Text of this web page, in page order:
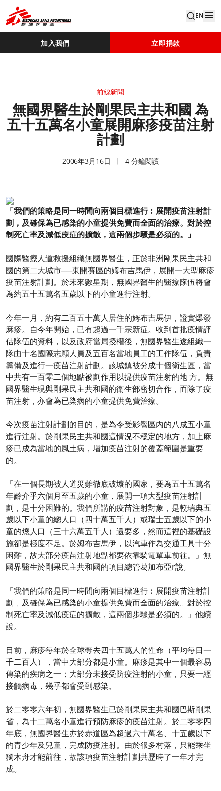
EN
加入我們 立即捐款
前線新聞
無國界醫生於剛果民主共和國 為
五十五萬名小童展開麻疹疫苗注射
計劃
2006年3月16日 4 分鐘閱讀
「我們的策略是同一時間向兩個目標進行︰展開疫苗注射計
劃，及確保為已感染的小童提供免費而全面的治療。對於控
制死亡率及減低疫症的擴散，這兩個步驟是必須的。」
國際醫療人道救援組織無國界醫生，正於非洲剛果民主共和
國的第二大城市──東開賽區的姆布吉馬伊，展開一大型麻疹
疫苗注射計劃。於未來數星期，無國界醫生的醫療隊伍將會
為約五十五萬名五歲以下的小童進行注射。
今年一月，約有二百五十萬人居住的姆布吉馬伊，證實爆發
麻疹。自今年開始，已有超過一千宗新症。收到首批疫情評
估隊伍的資料，以及政府當局授權後，無國界醫生遂組織一
隊由十名國際志願人員及五百名當地員工的工作隊伍，負責
籌備及進行一疫苗注射計劃。該城鎮被分成十個衛生區，當
中共有一百零二個地點被劃作用以提供疫苗注射的地 方。無
國界醫生現與剛果民主共和國的衛生部密切合作，而除了疫
苗注射，亦會為已染病的小童提供免費治療。
今次疫苗注射計劃的目的，是為令受影響區內的八成五小童
進行注射。於剛果民主共和國這情況不穩定的地方，加上麻
疹已成為當地的風土病，增加疫苗注射的覆蓋範圍是重要
的。
「在一個長期被人道災難徹底破壞的國家，要為五十五萬名
年齡介乎六個月至五歲的小童，展開一項大型疫苗注射計
劃，是十分困難的。我們所講的疫苗注射對象，是較瑞典五
歲以下小童的總人口（四十萬五千人）或瑞士五歲以下的小
童的熜人口（三十六萬五千人）還要多，然而這裡的基礎設
施卻是極度不足。於姆布吉馬伊，以汽車作為交通工具十分
困難，故大部分疫苗注射地點都要依靠騎電單車前往。」無
國界醫生於剛果民主共和國的項目總管葛加布亞r說。
「我們的策略是同一時間向兩個目標進行︰展開疫苗注射計
劃，及確保為已感染的小童提供免費而全面的治療。對於控
制死亡率及減低疫症的擴散，這兩個步驟是必須的。」他續
說。
目前，麻疹每年於全球奪去四十五萬人的性命（平均每日一
千二百人），當中大部分都是小童。麻疹是其中一個最容易
傳染的疾病之一；大部分未接受防疫注射的小童，只要一經
接觸病毒，幾乎都會受到感染。
於二零零六年初，無國界醫生已於剛果民主共和國巴斯剛果
省，為十二萬名小童進行預防麻疹的疫苗注射。於二零零四
年底，無國界醫生亦於赤道區為超過六十萬名、十五歲以下
的青少年及兒童，完成防疫注射。由於很多村落，只能乘坐
獨木舟才能前往，故該項疫苗注射計劃共歷時了一年才完
成。